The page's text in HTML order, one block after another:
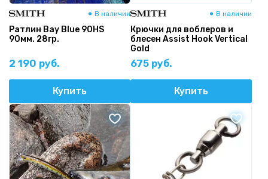
В наличии
Ратлин Bay Blue 90HS
90мм. 28гр.
2 190 руб.
Купить
В наличии
Крючки для воблеров и
блесен Assist Hook Vertical
Gold
675 руб.
Купить